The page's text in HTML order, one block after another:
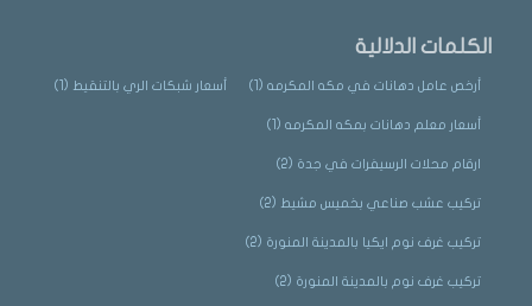
الكلمات الدلالية
أرخص عامل دهانات في مكه المكرمه(1) أسعار شبكات الري بالتنقيط (1)
أسعار معلم دهانات بمكه المكرمه(1)
ارقام محلات الرسيفرات في جدة (2)
تركيب عشب صناعي بخميس مشيط (2)
تركيب غرف نوم ايكيا بالمدينة المنورة (2)
تركيب غرف نوم بالمدينة المنورة (2)